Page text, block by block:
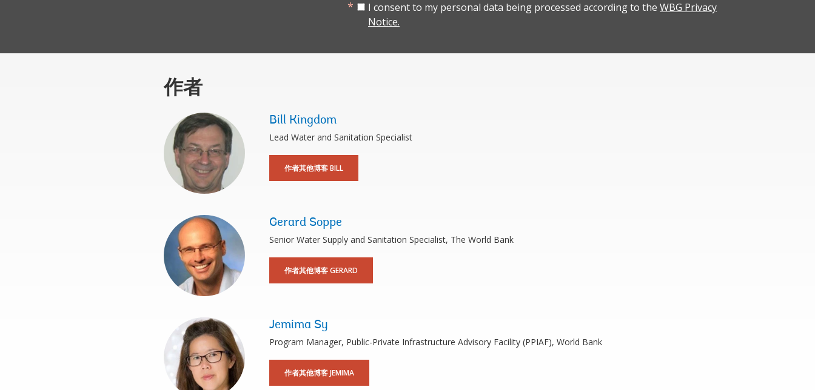
I consent to my personal data being processed according to the WBG Privacy
Notice.
作者
Bill Kingdom
Lead Water and Sanitation Specialist
作者其他博客 BILL
Gerard Soppe
Senior Water Supply and Sanitation Specialist, The World Bank
作者其他博客 GERARD
Jemima Sy
Program Manager, Public-Private Infrastructure Advisory Facility (PPIAF), World Bank
作者其他博客 JEMIMA